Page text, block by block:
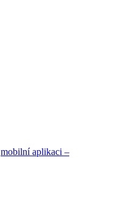
mobilní aplikaci –